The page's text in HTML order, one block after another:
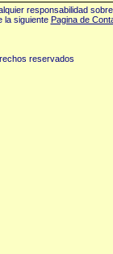
responsabilidad
la siguiente Pagina de
reservados